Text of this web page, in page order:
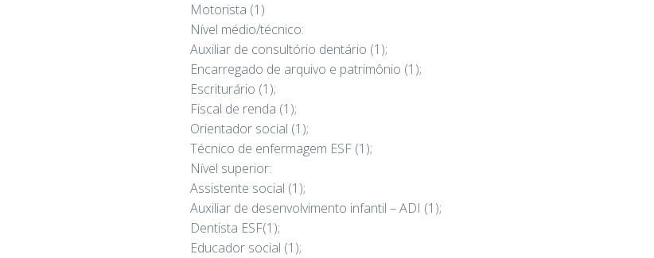
Motorista (1)
Nível médio/técnico:
Auxiliar de consultório dentário (1);
Encarregado de arquivo e patrimônio (1);
Escriturário (1);
Fiscal de renda (1);
Orientador social (1);
Técnico de enfermagem ESF (1);
Nível superior:
Assistente social (1);
Auxiliar de desenvolvimento infantil – ADI (1);
Dentista ESF(1);
Educador social (1);